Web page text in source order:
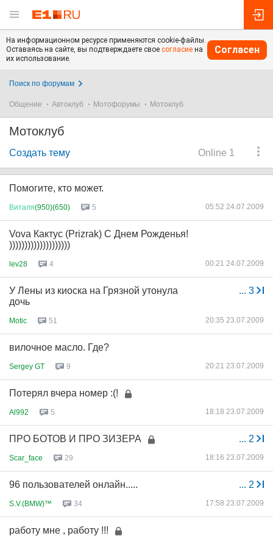
На информационном ресурсе применяются cookie-файлы.
Оставаясь на сайте, вы подтверждаете свое согласие на
их использование.
Согласен
Поиск по форумам
Общение Автоклуб Мотофорумы Мотоклуб
Мотоклуб
Online 1
Создать тему
Помогите, кто может.
Виталя(950)(650) 5 05:52 24.07.2009
Vova Кактус (Prizrak) С Днем Рожденья!
))))))))))))))))))))
lev28 4 00:21 24.07.2009
... 3
У Лены из киоска на Грязной утонула
дочь
Motic 51 20:35 23.07.2009
вилочное масло. Где?
Sergey GT 9 20:21 23.07.2009
Потерял вчера номер :(!
Al992 5 18:18 23.07.2009
... 2
ПРО БОТОВ И ПРО ЗИЗЕРА
Scar_face 29 18:16 23.07.2009
... 2
96 пользователей онлайн.....
S.V.(BMW)™ 34 17:58 23.07.2009
работу мне , работу !!!